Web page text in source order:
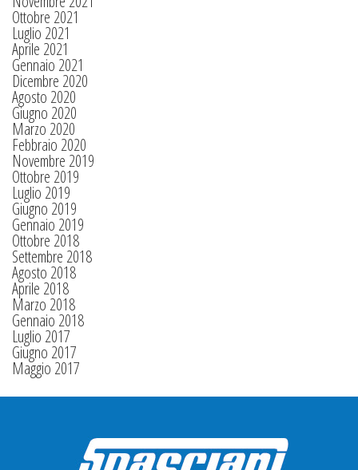
Ottobre 2021
Luglio 2021
Aprile 2021
Gennaio 2021
Dicembre 2020
Agosto 2020
Giugno 2020
Marzo 2020
Febbraio 2020
Novembre 2019
Ottobre 2019
Luglio 2019
Giugno 2019
Gennaio 2019
Ottobre 2018
Settembre 2018
Agosto 2018
Aprile 2018
Marzo 2018
Gennaio 2018
Luglio 2017
Giugno 2017
Maggio 2017